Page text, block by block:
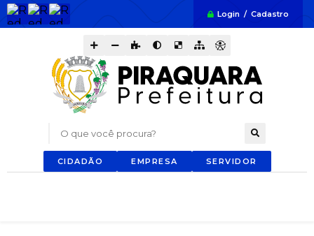
Login / Cadastro
O que você procura?
CIDADÃO EMPRESA SERVIDOR